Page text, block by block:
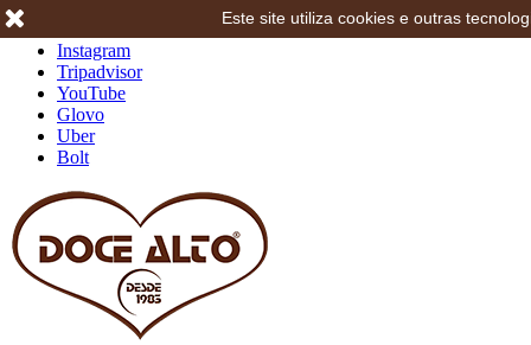
Instagram
Tripadvisor
YouTube
Glovo
Uber
Bolt
Este site utiliza cookies e outras